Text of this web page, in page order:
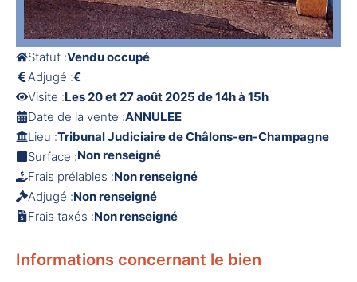
Statut :Vendu occupé
Adjugé :€
Visite :Les 20 et 27 août 2025 de 14h à 15h
Date de la vente :ANNULEE
Lieu :Tribunal Judiciaire de Châlons-en-Champagne
Surface :Non renseigné
Frais prélables :Non renseigné
Adjugé :Non renseigné
Frais taxés :Non renseigné
Informations concernant le bien